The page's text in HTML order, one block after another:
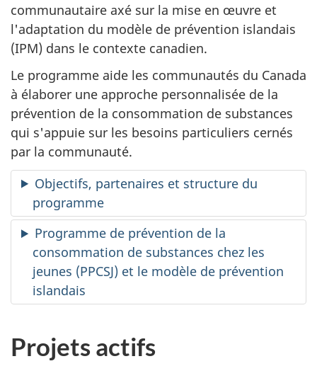
communautaire axé sur la mise en œuvre et
l'adaptation du modèle de prévention islandais
(IPM) dans le contexte canadien.
Le programme aide les communautés du Canada
à élaborer une approche personnalisée de la
prévention de la consommation de substances
qui s'appuie sur les besoins particuliers cernés
par la communauté.
Objectifs, partenaires et structure du
programme
Programme de prévention de la
consommation de substances chez les
jeunes (PPCSJ) et le modèle de prévention
islandais
Projets actifs